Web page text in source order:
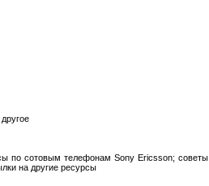
по сотовым телефонам Sony Ericsson; советы
на другие ресурсы